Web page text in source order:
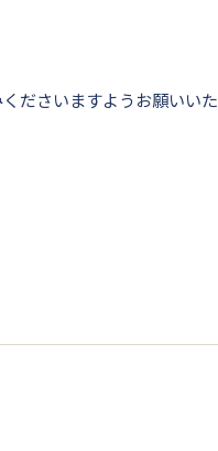
ださいますようお願いいた